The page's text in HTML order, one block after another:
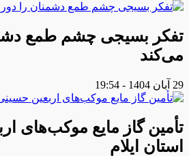
تفکر بسیجی چشم طمع
می‌کند
29 آبان 1404 - 19:54
تأمین گاز مایع موکب‌هاى
استان ایلام